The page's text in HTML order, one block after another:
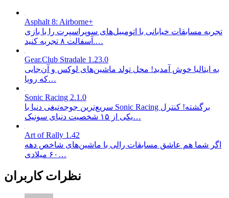
Asphalt 8: Airborne+
تجربه مسابقات خیابانی با اتومبیل‌های سوپراسپرت را با بازی
آسفالت ۸ تجربه کنید.…
Gear.Club Stradale 1.23.0
به ایتالیا خوش آمدید! محل تولد ماشین‌های لوکس و آن‌جایی
که رویا…
Sonic Racing 2.1.0
سریع‌ترین جوجه‌تیغی دنیا با Sonic Racing برگشته! کنترل
یکی از ۱۵ شخصیت دنیای سونیک…
Art of Rally 1.42
اگر شما هم عاشق مسابقات رالی با ماشین‌های شاخص دهه
۶۰ میلادی…
نظرات کاربران